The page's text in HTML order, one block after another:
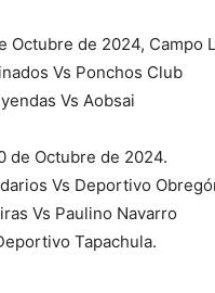
Octubre de 2024, Campo
Vs Ponchos Club
Vs Aobsai
de Octubre de 2024.
Vs Deportivo
Vs Paulino Navarro
Tapachula.